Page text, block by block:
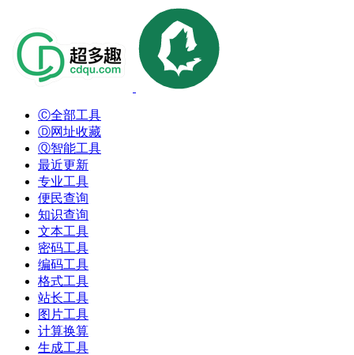
Ⓒ全部工具
Ⓓ网址收藏
Ⓠ智能工具
最近更新
专业工具
便民查询
知识查询
文本工具
密码工具
编码工具
格式工具
站长工具
图片工具
计算换算
生成工具